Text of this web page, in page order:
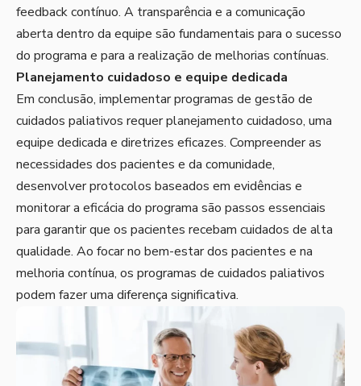
feedback contínuo. A transparência e a comunicação
aberta dentro da equipe são fundamentais para o sucesso
do programa e para a realização de melhorias contínuas.
Planejamento cuidadoso e equipe dedicada
Em conclusão, implementar programas de gestão de
cuidados paliativos requer planejamento cuidadoso, uma
equipe dedicada e diretrizes eficazes. Compreender as
necessidades dos pacientes e da comunidade,
desenvolver protocolos baseados em evidências e
monitorar a eficácia do programa são passos essenciais
para garantir que os pacientes recebam cuidados de alta
qualidade. Ao focar no bem-estar dos pacientes e na
melhoria contínua, os programas de cuidados paliativos
podem fazer uma diferença significativa.